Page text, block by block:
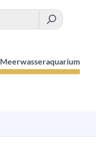
Meerwasseraquarium